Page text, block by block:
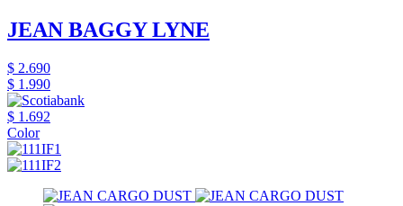
JEAN BAGGY LYNE
$ 2.690
$ 1.990
$ 1.692
Color